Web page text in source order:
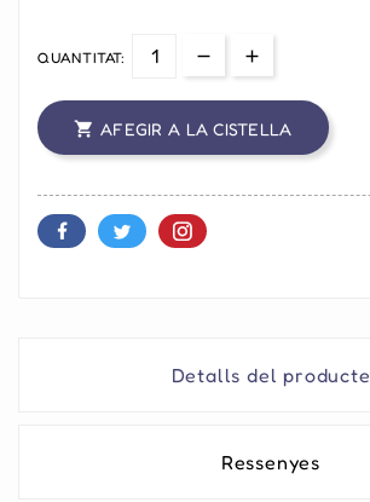
QUANTITAT:
 AFEGIR A LA CISTELLA
Detalls del producte
Ressenyes